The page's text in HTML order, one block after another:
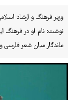
وزیر فرهنگ و ارشاد
نوشت: نام او در فرهنگ
ماندگار میان شعر